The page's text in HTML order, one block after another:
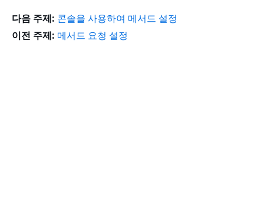
다음 주제: 콘솔을 사용하여 메서드 설정
이전 주제: 메서드 요청 설정